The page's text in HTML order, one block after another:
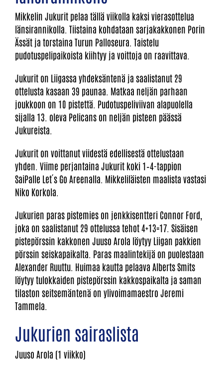
Mikkelin Jukurit pelaa tällä viikolla kaksi vierasottelua
länsirannikolla. Tiistaina kohdataan sarjakakkonen Porin
Ässät ja torstaina Turun Palloseura. Taistelu
pudotuspelipaikoista kiihtyy ja voittoja on raavittava.
Jukurit on Liigassa yhdeksäntenä ja saalistanut 29
ottelusta kasaan 39 paunaa. Matkaa neljän parhaan
joukkoon on 10 pistettä. Pudotuspeliviivan alapuolella
sijalla 13. oleva Pelicans on neljän pisteen päässä
Jukureista.
Jukurit on voittanut viidestä edellisestä ottelustaan
yhden. Viime perjantaina Jukurit koki 1–4-tappion
SaiPalle Let´s Go Areenalla. Mikkeliläisten maalista vastasi
Niko Korkola.
Jukurien paras pistemies on jenkkisentteri Connor Ford,
joka on saalistanut 29 ottelussa tehot 4+13=17. Sisäisen
pistepörssin kakkonen Juuso Arola löytyy Liigan pakkien
pörssin seiskapaikalta. Paras maalintekijä on puolestaan
Alexander Ruuttu. Huimaa kautta pelaava Alberts Smits
löytyy tulokkaiden pistepörssin kakkospaikalta ja saman
tilaston seitsemäntenä on ylivoimamaestro Jeremi
Tammela.
Jukurien sairaslista
Juuso Arola (1 viikko)